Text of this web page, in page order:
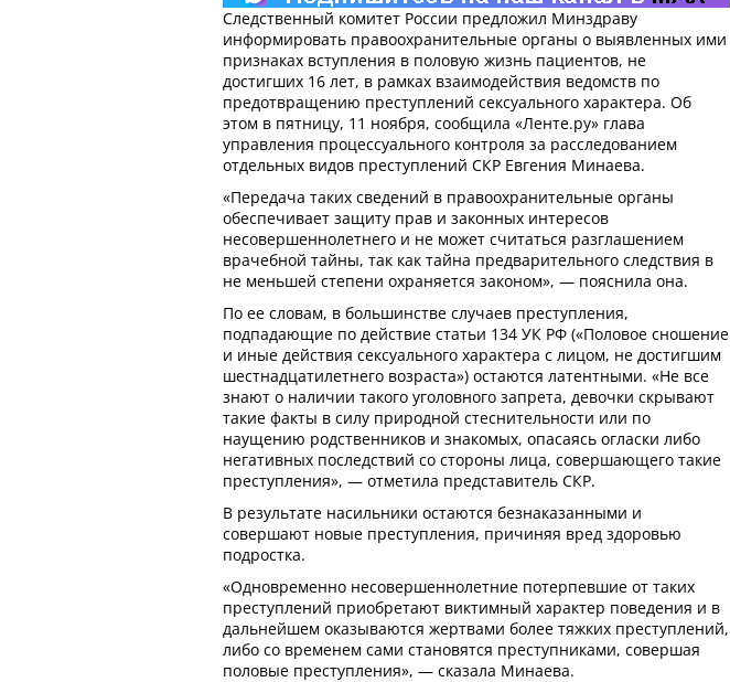
Следственный комитет России предложил Минздраву
информировать правоохранительные органы о выявленных ими
признаках вступления в половую жизнь пациентов, не
достигших 16 лет, в рамках взаимодействия ведомств по
предотвращению преступлений сексуального характера. Об
этом в пятницу, 11 ноября, сообщила «Ленте.ру» глава
управления процессуального контроля за расследованием
отдельных видов преступлений СКР Евгения Минаева.
«Передача таких сведений в правоохранительные органы
обеспечивает защиту прав и законных интересов
несовершеннолетнего и не может считаться разглашением
врачебной тайны, так как тайна предварительного следствия в
не меньшей степени охраняется законом», — пояснила она.
По ее словам, в большинстве случаев преступления,
подпадающие по действие статьи 134 УК РФ («Половое сношение
и иные действия сексуального характера с лицом, не достигшим
шестнадцатилетнего возраста») остаются латентными. «Не все
знают о наличии такого уголовного запрета, девочки скрывают
такие факты в силу природной стеснительности или по
наущению родственников и знакомых, опасаясь огласки либо
негативных последствий со стороны лица, совершающего такие
преступления», — отметила представитель СКР.
В результате насильники остаются безнаказанными и
совершают новые преступления, причиняя вред здоровью
подростка.
«Одновременно несовершеннолетние потерпевшие от таких
преступлений приобретают виктимный характер поведения и в
дальнейшем оказываются жертвами более тяжких преступлений,
либо со временем сами становятся преступниками, совершая
половые преступления», — сказала Минаева.